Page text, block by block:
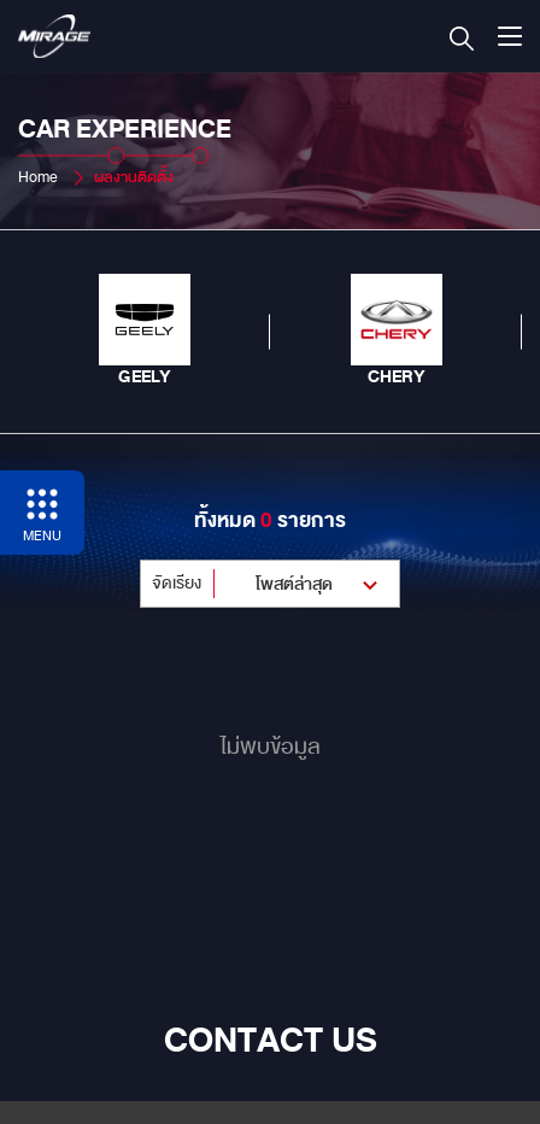
CAR EXPERIENCE
Home ผลงานติดตั้ง
GEELY CHERY
MENU ทั้งหมด0รายการ
จัดเรียง โพสต์ล่าสุด
ไม่พบข้อมูล
CONTACT US